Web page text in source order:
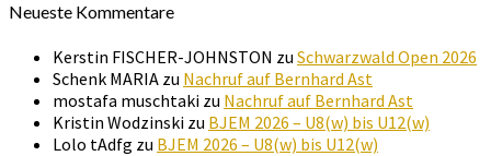
Neueste Kommentare
Kerstin FISCHER-JOHNSTON zu Schwarzwald Open 2026
Schenk MARIA zu Nachruf auf Bernhard Ast
mostafa muschtaki zu Nachruf auf Bernhard Ast
Kristin Wodzinski zu BJEM 2026 – U8(w) bis U12(w)
Lolo tAdfg zu BJEM 2026 – U8(w) bis U12(w)